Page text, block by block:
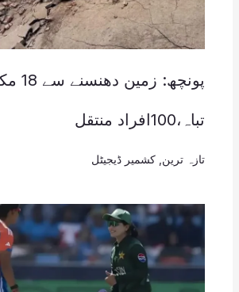
پونچھ: زمین
تباہ،100افراد منتقل
تازہ ترین کشمیر ڈیجیٹل